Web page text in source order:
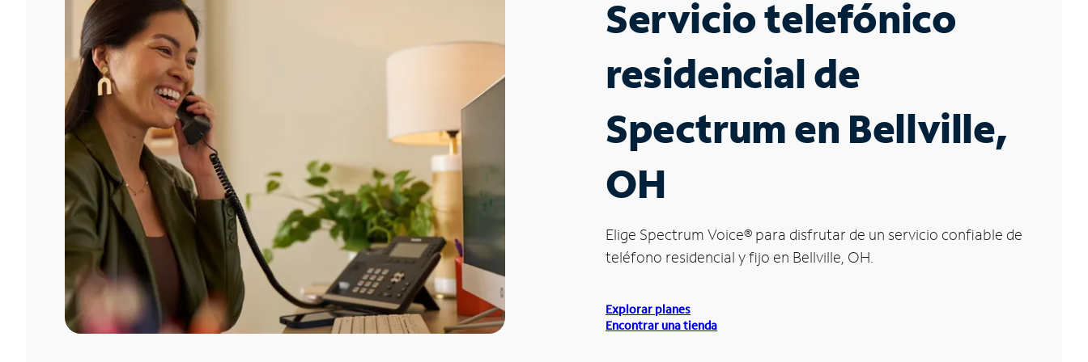
Servicio telefónico
residencial de
Spectrum en Bellville,
OH
Elige Spectrum Voice® para disfrutar de un servicio confiable de
teléfono residencial y fijo en Bellville, OH.
Explorar planes
Encontrar una tienda